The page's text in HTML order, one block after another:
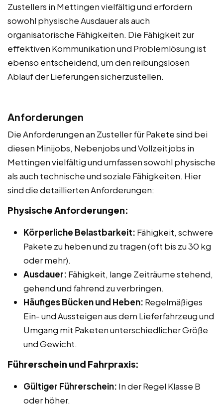
Zustellers in Mettingen vielfältig und erfordern
sowohl physische Ausdauer als auch
organisatorische Fähigkeiten. Die Fähigkeit zur
effektiven Kommunikation und Problemlösung ist
ebenso entscheidend, um den reibungslosen
Ablauf der Lieferungen sicherzustellen.
Anforderungen
Die Anforderungen an Zusteller für Pakete sind bei
diesen Minijobs, Nebenjobs und Vollzeitjobs in
Mettingen vielfältig und umfassen sowohl physische
als auch technische und soziale Fähigkeiten. Hier
sind die detaillierten Anforderungen:
Physische Anforderungen:
Körperliche Belastbarkeit: Fähigkeit, schwere
Pakete zu heben und zu tragen (oft bis zu 30 kg
oder mehr).
Ausdauer: Fähigkeit, lange Zeiträume stehend,
gehend und fahrend zu verbringen.
Häufiges Bücken und Heben: Regelmäßiges
Ein- und Aussteigen aus dem Lieferfahrzeug und
Umgang mit Paketen unterschiedlicher Größe
und Gewicht.
Führerschein und Fahrpraxis:
Gültiger Führerschein: In der Regel Klasse B
oder höher.